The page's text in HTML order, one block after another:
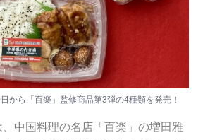
から「百楽」監修商品第3弾の4種類を発売！
中国料理の名店「百楽」の増田雅